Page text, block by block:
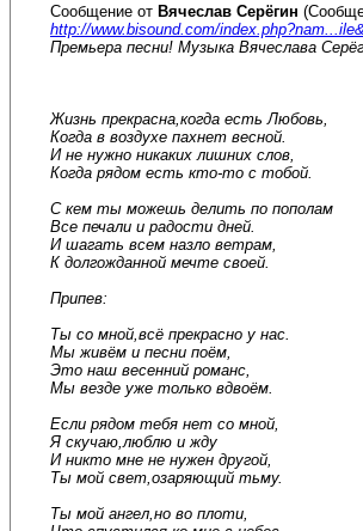
Сообщение от Вячеслав Серёгин
http://www.bisound.com/
Премьера песни! Музыка Вячеслава
Жизнь прекрасна,когда есть Любовь,
Когда в воздухе пахнет весной.
И не нужно никаких лишних слов,
Когда рядом есть кто-то с тобой.
С кем ты можешь делить по пополам
Все печали и радости дней.
И шагать всем назло ветрам,
К долгожданной мечте своей.
Припев:
Ты со мной,всё прекрасно у нас.
Мы живём и песни поём,
Это наш весенний романс,
Мы везде уже только вдвоём.
Если рядом тебя нет со мной,
Я скучаю,люблю и жду
И никто мне не нужен другой,
Ты мой свет,озаряющий тьму.
Ты мой ангел,но во плоти,